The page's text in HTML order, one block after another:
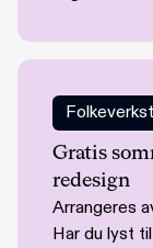
Gratis
redesign
Arrangeres
Har du lyst